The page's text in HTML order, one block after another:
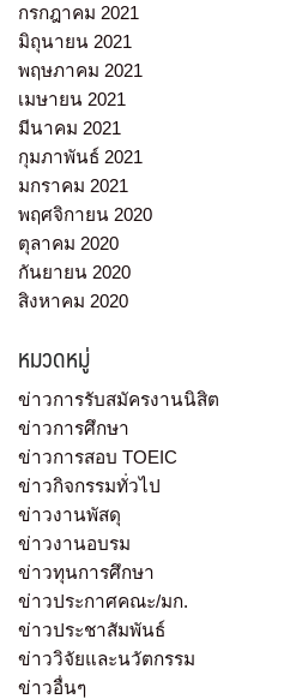
กรกฎาคม 2021
มิถุนายน 2021
พฤษภาคม 2021
เมษายน 2021
มีนาคม 2021
กุมภาพันธ์ 2021
มกราคม 2021
พฤศจิกายน 2020
ตุลาคม 2020
กันยายน 2020
สิงหาคม 2020
หมวดหมู่
ข่าวการรับสมัครงานนิสิต
ข่าวการศึกษา
ข่าวการสอบ TOEIC
ข่าวกิจกรรมทั่วไป
ข่าวงานพัสดุ
ข่าวงานอบรม
ข่าวทุนการศึกษา
ข่าวประกาศคณะ/มก.
ข่าวประชาสัมพันธ์
ข่าววิจัยและนวัตกรรม
ข่าวอื่นๆ